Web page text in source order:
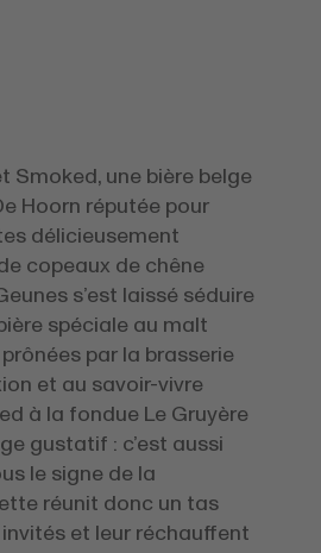
Smoked, une bière belge
Hoorn réputée pour
délicieusement
copeaux de chêne
s’est laissé séduire
spéciale au malt
par la brasserie
et au savoir-vivre
à la fondue Le Gruyère
gustatif : c’est aussi
le signe de la
réunit donc un tas
et leur réchauffent